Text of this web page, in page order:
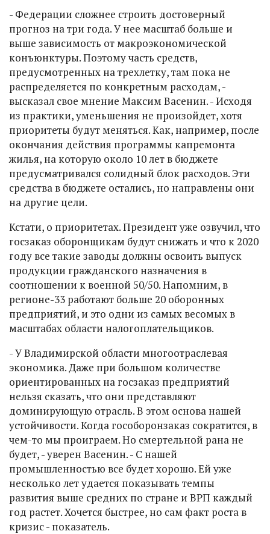
- Федерации сложнее строить достоверный
прогноз на три года. У нее масштаб больше и
выше зависимость от макроэкономической
конъюнктуры. Поэтому часть средств,
предусмотренных на трехлетку, там пока не
распределяется по конкретным расходам, -
высказал свое мнение Максим Васенин. - Исходя
из практики, уменьшения не произойдет, хотя
приоритеты будут меняться. Как, например, после
окончания действия программы капремонта
жилья, на которую около 10 лет в бюджете
предусматривался солидный блок расходов. Эти
средства в бюджете остались, но направлены они
на другие цели.
Кстати, о приоритетах. Президент уже озвучил, что
госзаказ оборонщикам будут снижать и что к 2020
году все такие заводы должны освоить выпуск
продукции гражданского назначения в
соотношении к военной 50/50. Напомним, в
регионе-33 работают больше 20 оборонных
предприятий, и это одни из самых весомых в
масштабах области налогоплательщиков.
- У Владимирской области многоотраслевая
экономика. Даже при большом количестве
ориентированных на госзаказ предприятий
нельзя сказать, что они представляют
доминирующую отрасль. В этом основа нашей
устойчивости. Когда гособоронзаказ сократится, в
чем-то мы проиграем. Но смертельной рана не
будет, - уверен Васенин. - С нашей
промышленностью все будет хорошо. Ей уже
несколько лет удается показывать темпы
развития выше средних по стране и ВРП каждый
год растет. Хочется быстрее, но сам факт роста в
кризис - показатель.